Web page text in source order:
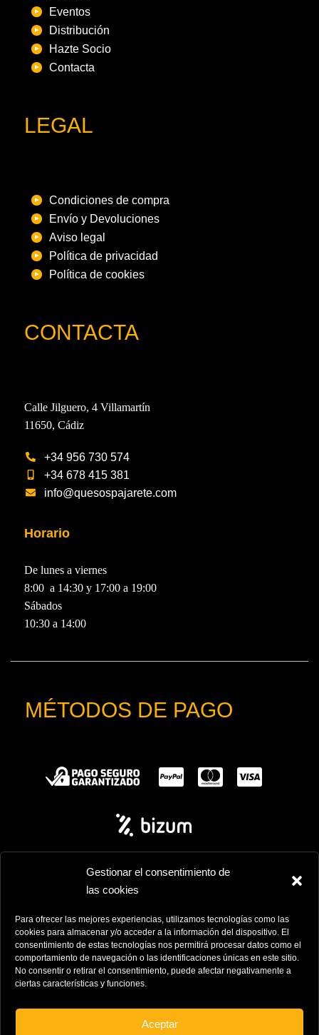
Gestionar el consentimiento de
las cookies
Para ofrecer las mejores experiencias, utilizamos tecnologías como las
cookies para almacenar y/o acceder a la información del dispositivo. El
consentimiento de estas tecnologías nos permitirá procesar datos como el
comportamiento de navegación o las identificaciones únicas en este sitio.
No consentir o retirar el consentimiento, puede afectar negativamente a
ciertas características y funciones.
Aceptar
Eventos
Distribución
Hazte Socio
Contacta
LEGAL
Condiciones de compra
Envío y Devoluciones
Aviso legal
Política de privacidad
Política de cookies
CONTACTA
Calle Jilguero, 4 Villamartín
11650, Cádiz
+34 956 730 574
+34 678 415 381
info@quesospajarete.com
Horario
De lunes a viernes
8:00 a 14:30 y 17:00 a 19:00
Sábados
10:30 a 14:00
MÉTODOS DE PAGO
Pajarete ©2025
• Todos los derechos reservados
Diseño Inicianet